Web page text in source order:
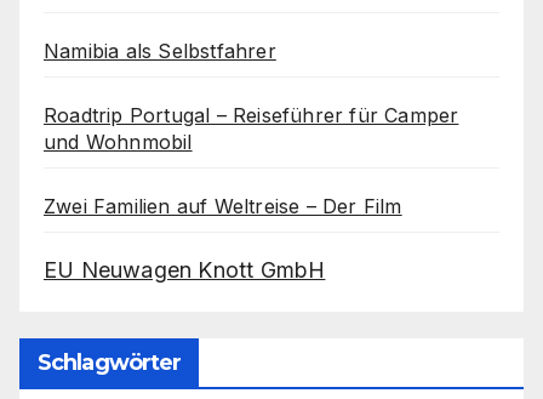
Namibia als Selbstfahrer
Roadtrip Portugal – Reiseführer für Camper
und Wohnmobil
Zwei Familien auf Weltreise – Der Film
EU Neuwagen Knott GmbH
Schlagwörter